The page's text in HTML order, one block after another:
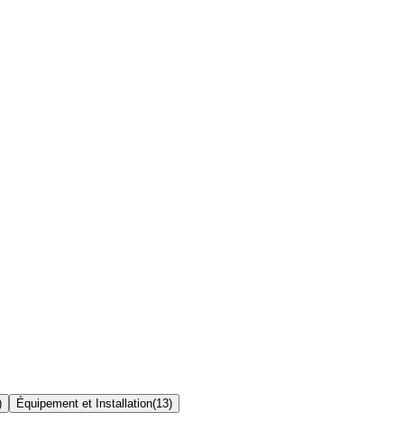
Équipement et Installation(13)